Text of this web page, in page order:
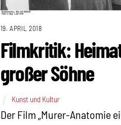
19. APRIL 2018
Filmkritik:
großer Söhne
Kunst und Kultur
Der Film „Murer-Anatomie